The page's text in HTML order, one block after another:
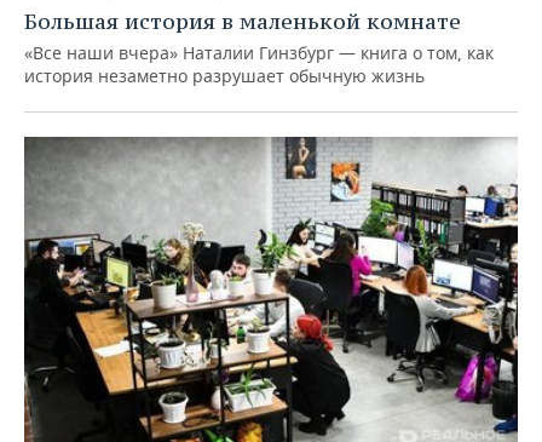
Большая история в маленькой комнате
«Все наши вчера» Наталии Гинзбург — книга о том, как
история незаметно разрушает обычную жизнь